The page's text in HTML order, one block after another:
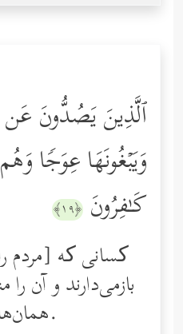
ٱلَّذِینَ یَصُدُّونَ عَن
وَیَبۡغُونَهَا عِوَجࣰا
كَـٰفِرُونَ ﴿١٩﴾
بازمی‌دارند و آن
همان‌ها آخرت را باور ندارند.